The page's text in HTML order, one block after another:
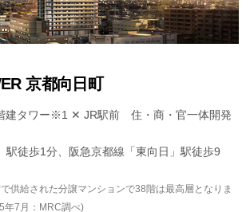
京都向日町
建タワー※1 ✕ JR駅前 住・商・官一体開発
駅徒歩1分、阪急京都線「東向日」駅徒歩9
供給された分譲マンションで38階は最高層となりま
年7月：MRC調べ)